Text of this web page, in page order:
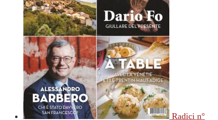
Radici n°